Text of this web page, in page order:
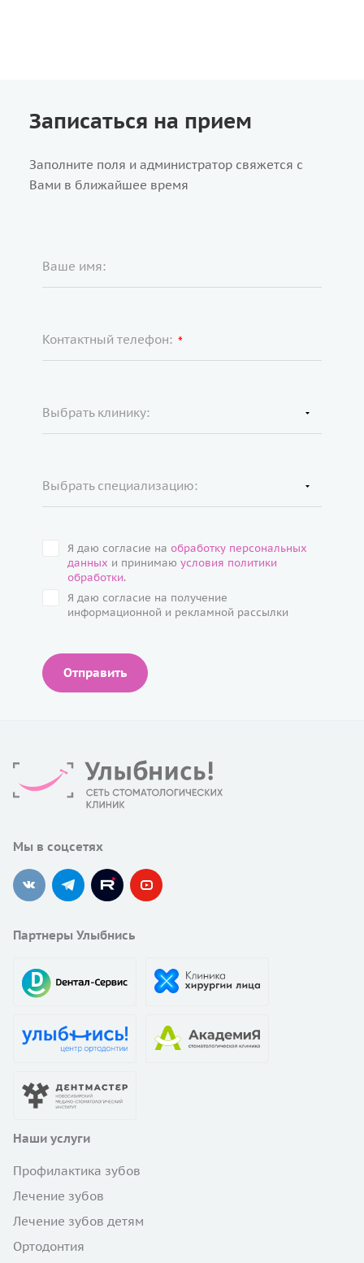
Записаться на прием
Заполните поля и администратор свяжется с
Вами в ближайшее время
Ваше имя:
Контактный телефон: *
Выбрать клинику:
Выбрать специализацию:
Я даю согласие на обработку персональных
данных и принимаю условия политики
обработки.
Я даю согласие на получение
информационной и рекламной рассылки
Отправить
Мы в соцсетях
Партнеры Улыбнись
Наши услуги
Профилактика зубов
Лечение зубов
Лечение зубов детям
Ортодонтия